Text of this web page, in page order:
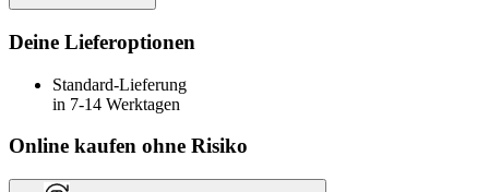
Deine Lieferoptionen
Standard-Lieferung
in 7-14 Werktagen
Online kaufen ohne Risiko